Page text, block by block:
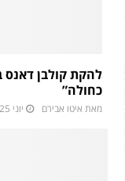
להקת קולבן דאנס
כחולה”
מאת איטו אבירם יוני 25, 2026